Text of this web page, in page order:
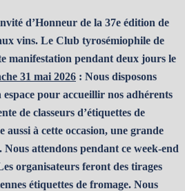
d’Honneur de la 37e édition de
vins. Le Club tyrosémiophile de
manifestation pendant deux jours le
31 mai 2026 : Nous disposons
pour accueillir nos adhérents
de classeurs d’étiquettes de
à cette occasion, une grande
attendons pendant ce week-end
organisateurs feront des tirages
étiquettes de fromage. Nous